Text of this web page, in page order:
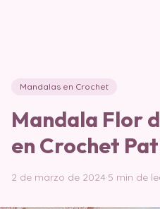
Mandalas en Crochet
Mandala Flor
en Crochet
2 de marzo de 2024·5 min de